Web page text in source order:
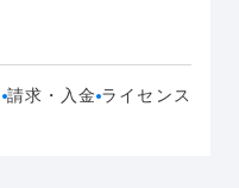
請求・入金 ライセンス